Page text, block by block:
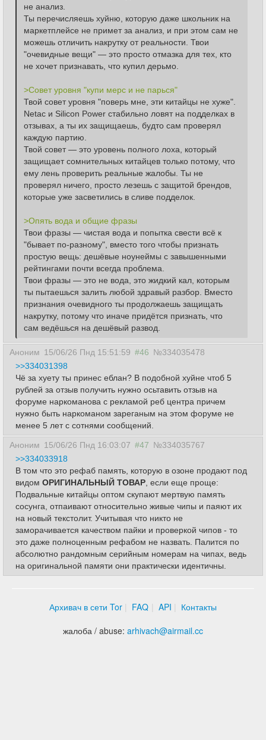
не анализ.
Ты перечисляешь хуйню, которую даже школьник на
маркетплейсе не примет за анализ, и при этом сам не
можешь отличить накрутку от реальности. Твои
"очевидные вещи" — это просто отмазка для тех, кто
не хочет признавать, что купил дерьмо.
>Совет уровня "купи мерс и не парься"
Твой совет уровня "поверь мне, эти китайцы не хуже".
Netac и Silicon Power стабильно ловят на подделках в
отзывах, а ты их защищаешь, будто сам проверял
каждую партию.
Твой совет — это уровень полного лоха, который
защищает сомнительных китайцев только потому, что
ему лень проверить реальные жалобы. Ты не
проверял ничего, просто лезешь с защитой брендов,
которые уже засветились в сливе подделок.
>Опять вода и общие фразы
Твои фразы — чистая вода и попытка свести всё к
"бывает по-разному", вместо того чтобы признать
простую вещь: дешёвые ноунеймы с завышенными
рейтингами почти всегда проблема.
Твои фразы — это не вода, это жидкий кал, которым
ты пытаешься залить любой здравый разбор. Вместо
признания очевидного ты продолжаешь защищать
накрутку, потому что иначе придётся признать, что
сам ведёшься на дешёвый развод.
Аноним 15/06/26 Пнд 15:51:59 #46 №334035478
>>334031398
Чё за хуету ты принес еблан? В подобной хуйне чтоб 5
рублей за отзыв получить нужно осьтавить отзыв на
форуме наркоманова с рекламой реб центра причем
нужно быть наркоманом зареганым на этом форуме не
менее 5 лет с сотнями сообщений.
Аноним 15/06/26 Пнд 16:03:07 #47 №334035767
>>334033918
В том что это рефаб память, которую в озоне продают под
видом ОРИГИНАЛЬНЫЙ ТОВАР , если еще проще:
Подвальные китайцы оптом скупают мертвую память
сосунга, отпаивают относительно живые чипы и паяют их
на новый текстолит. Учитывая что никто не
заморачивается качеством пайки и проверкой чипов - то
это даже полноценным рефабом не назвать. Палится по
абсолютно рандомным серийным номерам на чипах, ведь
на оригинальной памяти они практически идентичны.
Архивач в сети Tor FAQ API
Контакты
жалоба / abuse: arhivach@airmail.cc